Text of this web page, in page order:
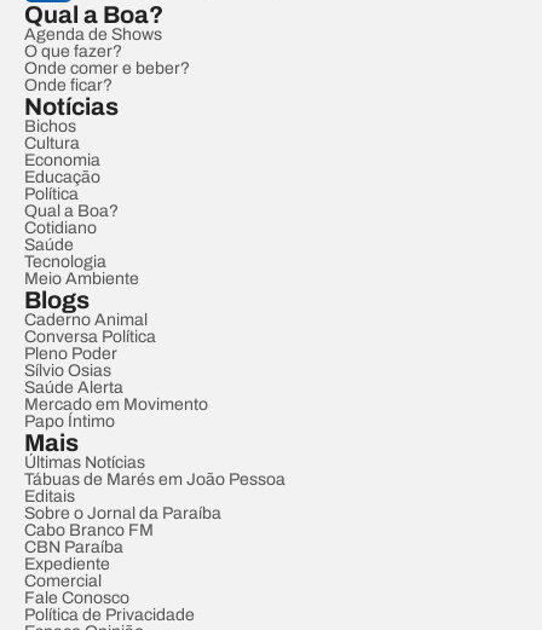
Qual a Boa?
Agenda de Shows
O que fazer?
Onde comer e beber?
Onde ficar?
Notícias
Bichos
Cultura
Economia
Educação
Política
Qual a Boa?
Cotidiano
Saúde
Tecnologia
Meio Ambiente
Blogs
Caderno Animal
Conversa Política
Pleno Poder
Sílvio Osias
Saúde Alerta
Mercado em Movimento
Papo Íntimo
Mais
Últimas Notícias
Tábuas de Marés em João Pessoa
Editais
Sobre o Jornal da Paraíba
Cabo Branco FM
CBN Paraíba
Expediente
Comercial
Fale Conosco
Política de Privacidade